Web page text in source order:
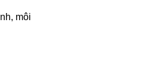
môi